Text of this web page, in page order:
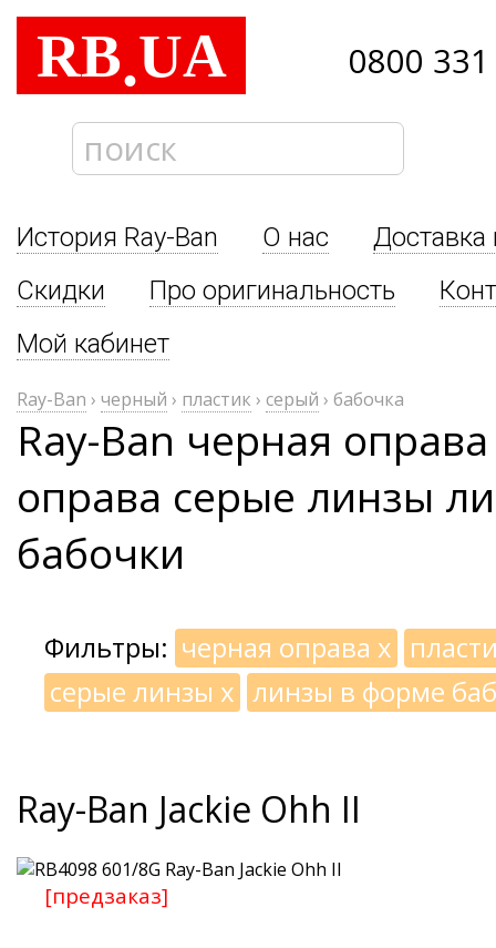
RB.UA 0800
История Ray-Ban О нас
Доставка
Скидки
Про оригинальность
Мой кабинет
Ray-Ban › черный › пластик › серый › бабочка
Ray-Ban черная
оправа серые линзы
бабочки
Фильтры: черная оправа x
серые линзы x линзы в форме
Ray-Ban Jackie Ohh II
[предзаказ]